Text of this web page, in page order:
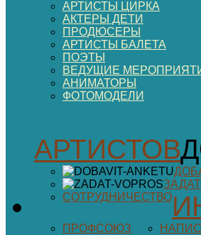
АРТИСТЫ ЦИРКА
АКТЕРЫ ДЕТИ
ПРОДЮСЕРЫ
АРТИСТЫ БАЛЕТА
ПОЭТЫ
ВЕДУЩИЕ
АНИМАТОРЫ
ФОТОМОДЕЛИ
АРТИСТОВ
СОТРУДНИЧЕСТВО
ПРОФСОЮЗ